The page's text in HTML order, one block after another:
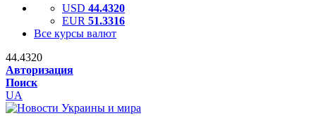
USD 44.4320
EUR 51.3316
Все курсы валют
44.4320
Авторизация
Поиск
UA